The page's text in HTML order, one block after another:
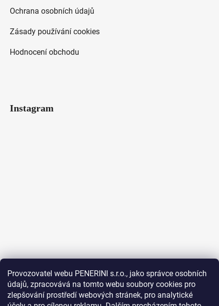
Provozovatel webu PENERINI s.r.o., jako správce osobních
údajů, zpracovává na tomto webu soubory cookies pro
zlepšování prostředí webových stránek, pro analytické
Ochrana osobních údajů
Zásady používání cookies
Hodnocení obchodu
Instagram
Sledovat na Instagramu